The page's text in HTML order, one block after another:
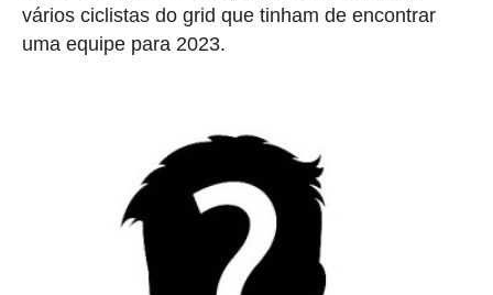
vários ciclistas do grid que tinham de encontrar
uma equipe para 2023.